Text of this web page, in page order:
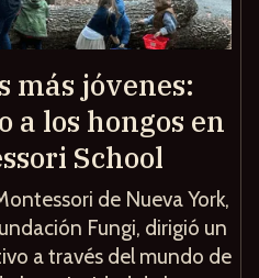
más jóvenes:
a los hongos en
School
de Nueva York,
Fungi, dirigió un
a través del mundo de